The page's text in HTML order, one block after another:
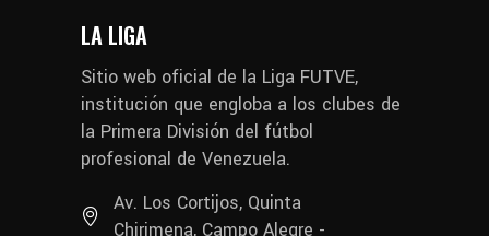
LA LIGA
Sitio web oficial de la Liga FUTVE,
institución que engloba a los clubes de
la Primera División del fútbol
profesional de Venezuela.
Av. Los Cortijos, Quinta
Chirimena, Campo Alegre -